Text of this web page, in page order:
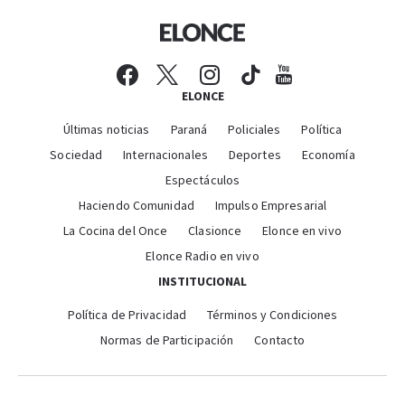
ELONCE
Últimas noticias Paraná Policiales
Política
Sociedad
Internacionales Deportes
Economía
Espectáculos
Haciendo Comunidad
Impulso Empresarial
La Cocina del Once
Clasionce
Elonce en vivo
Elonce Radio en vivo
INSTITUCIONAL
Política de Privacidad
Términos y Condiciones
Normas de Participación
Contacto